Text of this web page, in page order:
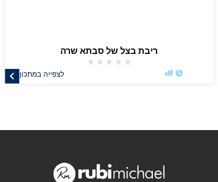
ריבת בצל של סבתא שרה
★
★
★
★
★
לצפייה במתכון